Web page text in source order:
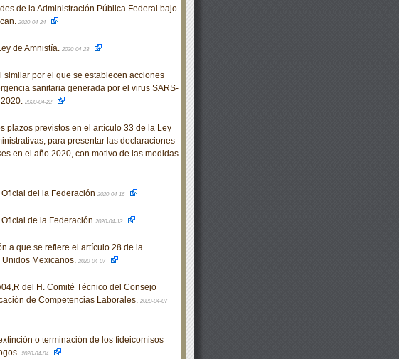
de la Administración Pública Federal bajo
2020-04-24
de Amnistía. 2020-04-23
por el que se establecen acciones
sanitaria generada por el virus SARS-
2020-04-22
plazos previstos en el artículo 33 de la Ley
para presentar las declaraciones
en el año 2020, con motivo de las medidas
del la Federación 2020-04-16
de la Federación 2020-04-13
a que se refiere el artículo 28 de la
Mexicanos. 2020-04-07
del H. Comité Técnico del Consejo
de Competencias Laborales. 2020-04-07
o terminación de los fideicomisos
2020-04-04